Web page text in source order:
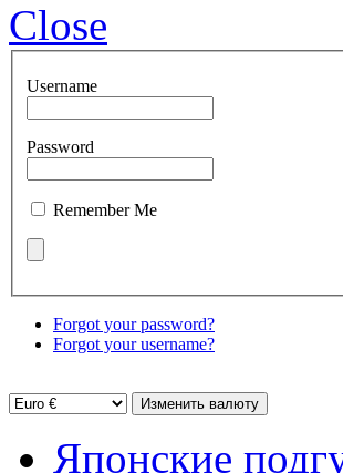
Close
Username
Password
Remember Me
Forgot your password?
Forgot your username?
Японские